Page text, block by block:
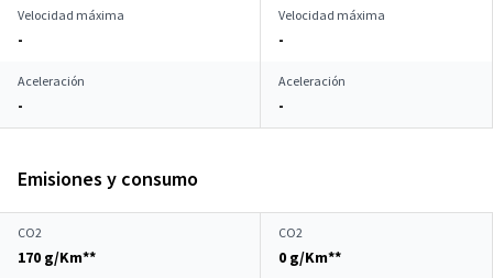
Velocidad máxima
-
Velocidad máxima
-
Aceleración
-
Aceleración
-
Emisiones y consumo
CO2
170 g/Km**
CO2
0 g/Km**